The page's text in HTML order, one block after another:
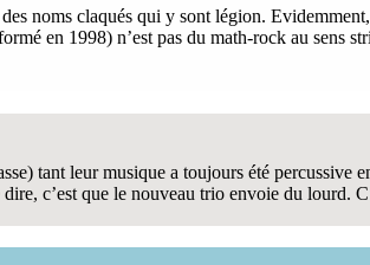
noms claqués qui y sont légion.
en 1998) n’est pas du math-rock au sens
tant leur musique a toujours été percussive
c’est que le nouveau trio envoie du lourd.